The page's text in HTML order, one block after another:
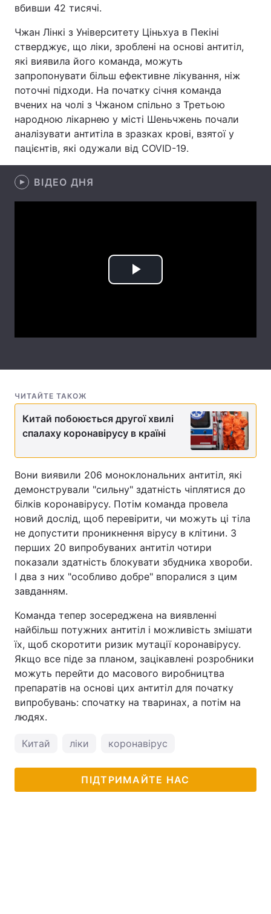
Зброя
Туризм
Цікавинки Погода
Екологія Регіони
Лонгріди
Інтерв'ю
Тема оформлення
вбивши 42 тисячі.
Чжан Лінкі з Університету Ціньхуа в Пекіні
стверджує, що ліки, зроблені на основі антитіл,
які виявила його команда, можуть
запропонувати більш ефективне лікування, ніж
поточні підходи. На початку січня команда
вчених на чолі з Чжаном спільно з Третьою
народною лікарнею у місті Шеньчжень почали
аналізувати антитіла в зразках крові, взятої у
пацієнтів, які одужали від COVID-19.
ВІДЕО ДНЯ
Play
ЧИТАЙТЕ ТАКОЖ
Китай побоюється другої хвилі
спалаху коронавірусу в країні
Вони виявили 206 моноклональних антитіл, які
демонстрували "сильну" здатність чіплятися до
білків коронавірусу. Потім команда провела
новий дослід, щоб перевірити, чи можуть ці тіла
не допустити проникнення вірусу в клітини. З
перших 20 випробуваних антитіл чотири
показали здатність блокувати збудника хвороби.
І два з них "особливо добре" впоралися з цим
завданням.
Команда тепер зосереджена на виявленні
найбільш потужних антитіл і можливість змішати
їх, щоб скоротити ризик мутації коронавірусу.
Якщо все піде за планом, зацікавлені розробники
можуть перейти до масового виробництва
препаратів на основі цих антитіл для початку
випробувань: спочатку на тваринах, а потім на
людях.
Китай ліки коронавірус
ПІДТРИМАЙТЕ НАС